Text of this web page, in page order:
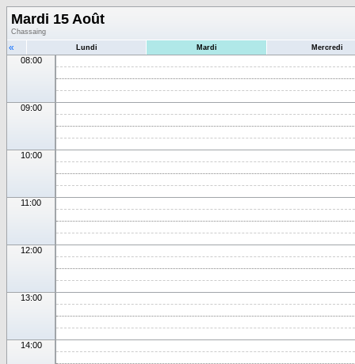
Mardi 15 Août
Chassaing
« Lundi Mardi Mercredi
08:00
09:00
10:00
11:00
12:00
13:00
14:00